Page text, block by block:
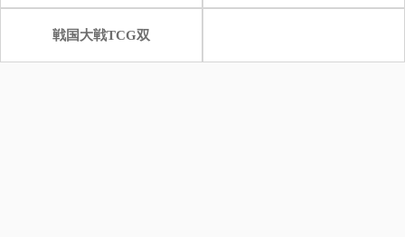
戦国大戦TCG双